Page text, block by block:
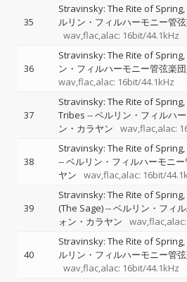
35
Stravinsky: The Rite of Spring,
ルリン・フィルハーモニー管
wav,flac,alac: 16bit/44.1kHz
36
Stravinsky: The Rite of Spring,
ン・フィルハーモニー管弦楽団
wav,flac,alac: 16bit/44.1kHz
37
Stravinsky: The Rite of
Tribes --ベルリン・フィルハ
ン・カラヤン
wav,flac,alac:
38
Stravinsky: The Rite of
--ベルリン・フィルハーモニ
ヤン
wav,flac,alac: 16bit/
39
Stravinsky: The Rite of
(The Sage)--ベルリン・フィ
ォン・カラヤン
40
Stravinsky: The Rite of Spring,
ルリン・フィルハーモニー管
wav,flac,alac: 16bit/44.1kHz